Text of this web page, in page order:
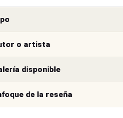
o artista
disponible
de la reseña